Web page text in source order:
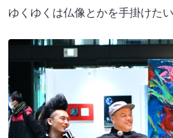
ゆくゆくは仏像とかを手掛けた